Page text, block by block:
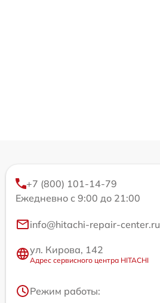
+7 (800) 101-14-79
Ежедневно с 9:00 до 21:00
info@hitachi-repair-center.ru
ул. Кирова, 142
Адрес сервисного центра HITACHI
Режим работы: